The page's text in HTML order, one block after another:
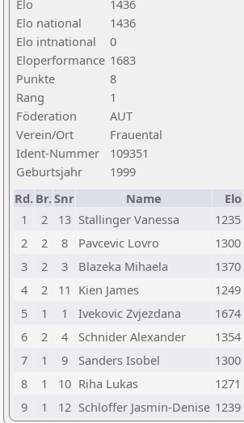
Elo
1436
Elo national
1436
Elo intnational
0
Eloperformance 1683
Punkte
8
Rang
1
Föderation
AUT
Verein/Ort
Frauental
Ident-Nummer
109351
Geburtsjahr
1999
Rd. Br.Snr Name Elo
1
2 13 Stallinger Vanessa 1235
2
2 8 Pavcevic Lovro 1300
3
2 3 Blazeka Mihaela 1370
4
2 11 Kien James 1249
5
1 1 Ivekovic Zvjezdana 1674
6
2 4 Schnider Alexander 1354
7
1 9 Sanders Isobel 1300
8
1 10 Riha Lukas 1271
9
1 12 Schloffer Jasmin-Denise 1239